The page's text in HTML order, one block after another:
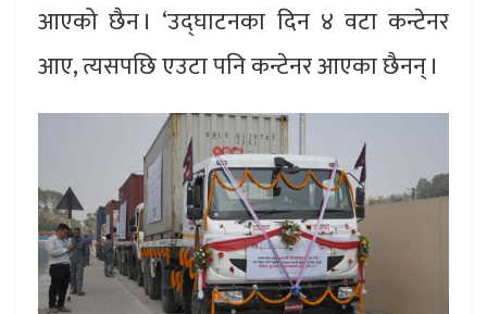
आएको छैन । ‘उद्घाटनका दिन ४ वटा कन्टेनर
आए, त्यसपछि एउटा पनि कन्टेनर आएका छैनन् ।